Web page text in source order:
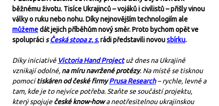
běžnému životu. Tisíce Ukrajinců – vojáků i civilistů – přišly vinou
války o ruku nebo nohu. Díky nejnovějším technologiím ale
můžemedát jejich příběhům nový směr. Proto bychom opět ve
spolupráci sČeská stopa z. s.rádi představili novousbírku.
Díky iniciativě Victoria Hand Projectuž dnes na Ukrajině
vznikají odolné, na míru navržené protézy. Na místě se tisknou
pomocítiskáren od české firmyPrusa Research– rychle, levně a
tam, kde je to nejvíce potřeba. Staňte se součástí projektu,
který spojuječeské know-howa neotřesitelnou ukrajinskou